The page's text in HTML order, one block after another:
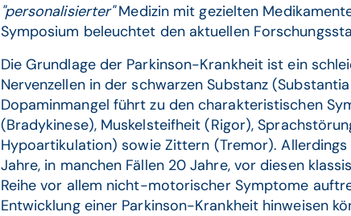
"personalisierter"Medizin mit gezielten
Symposium beleuchtet den aktuellen
Die Grundlage der Parkinson-Krankheit ist ein
Nervenzellen in der schwarzen Substanz
Dopaminmangel führt zu den charakteristischen
(Bradykinese), Muskelsteifheit (Rigor),
Hypoartikulation) sowie Zittern (Tremor).
Jahre, in manchen Fällen 20 Jahre, vor diesen
Reihe vor allem nicht-motorischer Symptome
Entwicklung einer Parkinson-Krankheit hinweisen